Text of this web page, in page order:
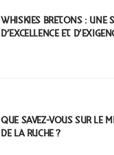
WHISKIES BRETONS : UNE
D’EXCELLENCE ET
QUE SAVEZ-VOUS SUR LE
DE LA RUCHE ?